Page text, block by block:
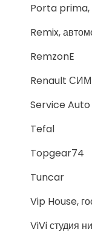
Porta prima,
Remix,
RemzonE
Renault
Service Auto
Tefal
Topgear74
Tuncar
Vip House,
ViVi студия